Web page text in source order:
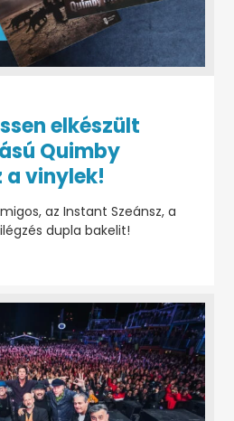
elkészült
Quimby
a vinylek!
az Instant Szeánsz, a
dupla bakelit!